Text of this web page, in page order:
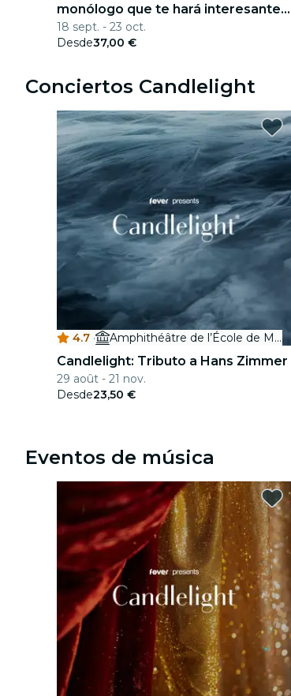
monólogo que te hará interesante
en una noche de fiesta
18 sept. - 23 oct.
Desde37,00 €
Conciertos Candlelight
4.7 · Amphithéâtre de l’École de Médecine
Candlelight: Tributo a Hans Zimmer
29 août - 21 nov.
Desde23,50 €
Eventos de música